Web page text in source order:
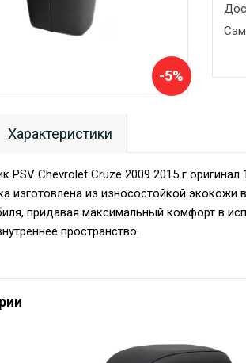
-5%
Характеристики
PSV Chevrolet Cruze 2009 2015 г
изготовлена из износостойкой
придавая максимальный комфорт в
пространство.